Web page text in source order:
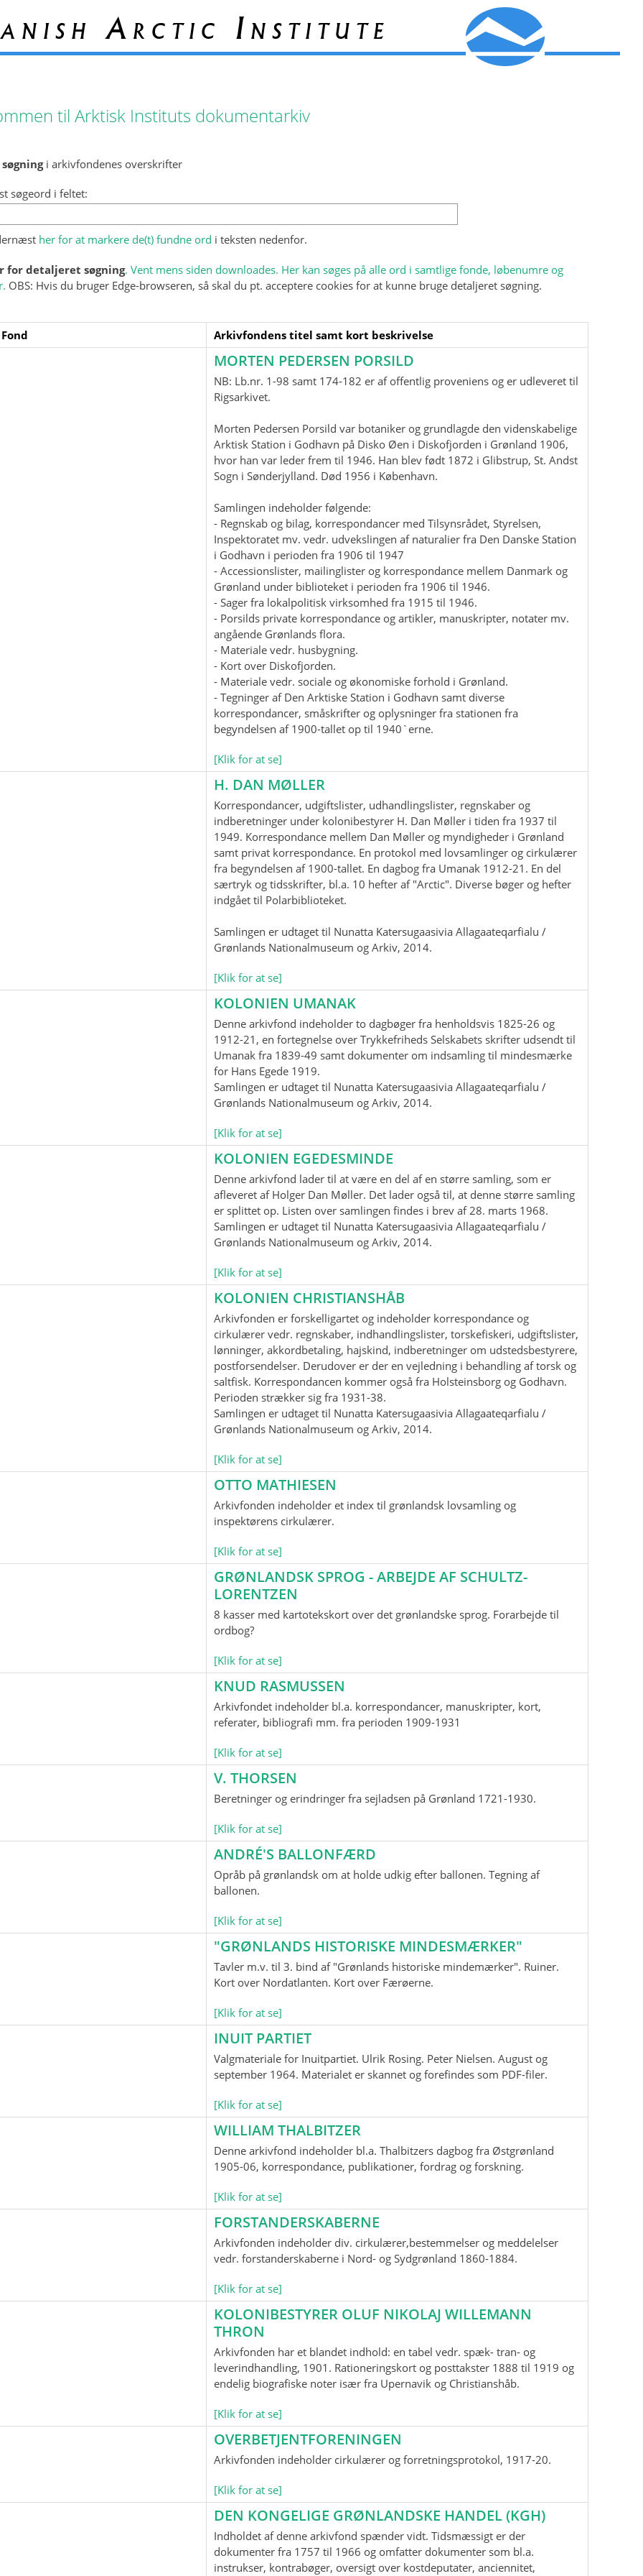
Arctic Institute
til Arktisk Instituts dokumentarkiv
i arkivfondenes overskrifter
søgeord i feltet:
her for at markere de(t) fundne ord i teksten nedenfor.
for detaljeret søgning. Vent mens siden downloades. Her kan søges på alle ord i samtlige fonde, løbenumre og
OBS: Hvis du bruger Edge-browseren, så skal du pt. acceptere cookies for at kunne bruge detaljeret søgning.
Arkivfondens titel samt kort beskrivelse
MORTEN PEDERSEN PORSILD
NB: Lb.nr. 1-98 samt 174-182 er af offentlig proveniens og er udleveret til
Rigsarkivet.
Morten Pedersen Porsild var botaniker og grundlagde den videnskabelige
Arktisk Station i Godhavn på Disko Øen i Diskofjorden i Grønland 1906,
hvor han var leder frem til 1946. Han blev født 1872 i Glibstrup, St. Andst
Sogn i Sønderjylland. Død 1956 i København.
Samlingen indeholder følgende:
- Regnskab og bilag, korrespondancer med Tilsynsrådet, Styrelsen,
Inspektoratet mv. vedr. udvekslingen af naturalier fra Den Danske Station
i Godhavn i perioden fra 1906 til 1947
- Accessionslister, mailinglister og korrespondance mellem Danmark og
Grønland under biblioteket i perioden fra 1906 til 1946.
- Sager fra lokalpolitisk virksomhed fra 1915 til 1946.
- Porsilds private korrespondance og artikler, manuskripter, notater mv.
angående Grønlands flora.
- Materiale vedr. husbygning.
- Kort over Diskofjorden.
- Materiale vedr. sociale og økonomiske forhold i Grønland.
- Tegninger af Den Arktiske Station i Godhavn samt diverse
korrespondancer, småskrifter og oplysninger fra stationen fra
begyndelsen af 1900-tallet op til 1940`erne.
[Klik for at se]
H. DAN MØLLER
Korrespondancer, udgiftslister, udhandlingslister, regnskaber og
indberetninger under kolonibestyrer H. Dan Møller i tiden fra 1937 til
1949. Korrespondance mellem Dan Møller og myndigheder i Grønland
samt privat korrespondance. En protokol med lovsamlinger og cirkulærer
fra begyndelsen af 1900-tallet. En dagbog fra Umanak 1912-21. En del
særtryk og tidsskrifter, bl.a. 10 hefter af "Arctic". Diverse bøger og hefter
indgået til Polarbiblioteket.
Samlingen er udtaget til Nunatta Katersugaasivia Allagaateqarfialu /
Grønlands Nationalmuseum og Arkiv, 2014.
[Klik for at se]
KOLONIEN UMANAK
Denne arkivfond indeholder to dagbøger fra henholdsvis 1825-26 og
1912-21, en fortegnelse over Trykkefriheds Selskabets skrifter udsendt til
Umanak fra 1839-49 samt dokumenter om indsamling til mindesmærke
for Hans Egede 1919.
Samlingen er udtaget til Nunatta Katersugaasivia Allagaateqarfialu /
Grønlands Nationalmuseum og Arkiv, 2014.
[Klik for at se]
KOLONIEN EGEDESMINDE
Denne arkivfond lader til at være en del af en større samling, som er
afleveret af Holger Dan Møller. Det lader også til, at denne større samling
er splittet op. Listen over samlingen findes i brev af 28. marts 1968.
Samlingen er udtaget til Nunatta Katersugaasivia Allagaateqarfialu /
Grønlands Nationalmuseum og Arkiv, 2014.
[Klik for at se]
KOLONIEN CHRISTIANSHÅB
Arkivfonden er forskelligartet og indeholder korrespondance og
cirkulærer vedr. regnskaber, indhandlingslister, torskefiskeri, udgiftslister,
lønninger, akkordbetaling, hajskind, indberetninger om udstedsbestyrere,
postforsendelser. Derudover er der en vejledning i behandling af torsk og
saltfisk. Korrespondancen kommer også fra Holsteinsborg og Godhavn.
Perioden strækker sig fra 1931-38.
Samlingen er udtaget til Nunatta Katersugaasivia Allagaateqarfialu /
Grønlands Nationalmuseum og Arkiv, 2014.
[Klik for at se]
OTTO MATHIESEN
Arkivfonden indeholder et index til grønlandsk lovsamling og
inspektørens cirkulærer.
[Klik for at se]
GRØNLANDSK SPROG - ARBEJDE AF SCHULTZ-
LORENTZEN
8 kasser med kartotekskort over det grønlandske sprog. Forarbejde til
ordbog?
[Klik for at se]
KNUD RASMUSSEN
Arkivfondet indeholder bl.a. korrespondancer, manuskripter, kort,
referater, bibliografi mm. fra perioden 1909-1931
[Klik for at se]
V. THORSEN
Beretninger og erindringer fra sejladsen på Grønland 1721-1930.
[Klik for at se]
ANDRÉ'S BALLONFÆRD
Opråb på grønlandsk om at holde udkig efter ballonen. Tegning af
ballonen.
[Klik for at se]
"GRØNLANDS HISTORISKE MINDESMÆRKER"
Tavler m.v. til 3. bind af "Grønlands historiske mindemærker". Ruiner.
Kort over Nordatlanten. Kort over Færøerne.
[Klik for at se]
INUIT PARTIET
Valgmateriale for Inuitpartiet. Ulrik Rosing. Peter Nielsen. August og
september 1964. Materialet er skannet og forefindes som PDF-filer.
[Klik for at se]
WILLIAM THALBITZER
Denne arkivfond indeholder bl.a. Thalbitzers dagbog fra Østgrønland
1905-06, korrespondance, publikationer, fordrag og forskning.
[Klik for at se]
FORSTANDERSKABERNE
Arkivfonden indeholder div. cirkulærer,bestemmelser og meddelelser
vedr. forstanderskaberne i Nord- og Sydgrønland 1860-1884.
[Klik for at se]
KOLONIBESTYRER OLUF NIKOLAJ WILLEMANN
THRON
Arkivfonden har et blandet indhold: en tabel vedr. spæk- tran- og
leverindhandling, 1901. Rationeringskort og posttakster 1888 til 1919 og
endelig biografiske noter især fra Upernavik og Christianshåb.
[Klik for at se]
OVERBETJENTFORENINGEN
Arkivfonden indeholder cirkulærer og forretningsprotokol, 1917-20.
[Klik for at se]
DEN KONGELIGE GRØNLANDSKE HANDEL (KGH)
Indholdet af denne arkivfond spænder vidt. Tidsmæssigt er der
dokumenter fra 1757 til 1966 og omfatter dokumenter som bl.a.
instrukser, kontrabøger, oversigt over kostdeputater, anciennitet,